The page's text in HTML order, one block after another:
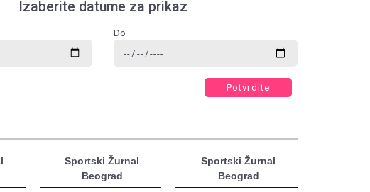
Izaberite datume za prikaz
Do
Potvrdite
Sportski Žurnal
Beograd
Sportski Žurnal
Beograd